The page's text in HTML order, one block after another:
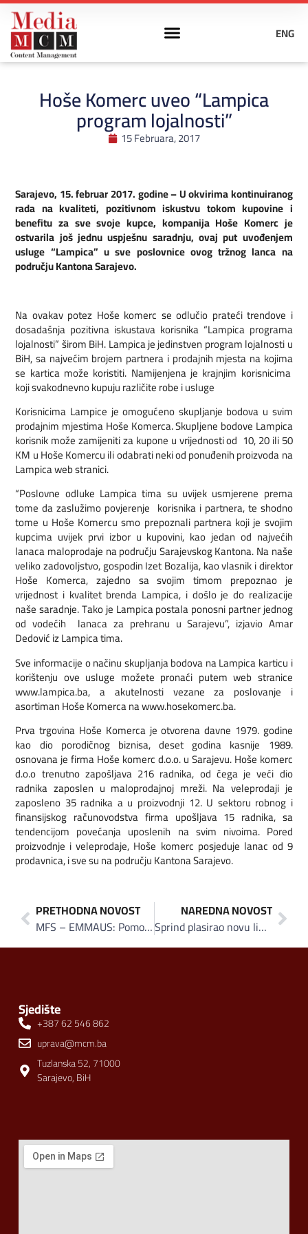
ENG
Hoše Komerc uveo “Lampica
program lojalnosti”
15 Februara, 2017
Sarajevo, 15. februar 2017. godine – U okvirima kontinuiranog
rada na kvaliteti, pozitivnom iskustvu tokom kupovine i
benefitu za sve svoje kupce, kompanija Hoše Komerc je
ostvarila još jednu uspješnu saradnju, ovaj put uvođenjem
usluge “Lampica” u sve poslovnice ovog tržnog lanca na
području Kantona Sarajevo.
Na ovakav potez Hoše komerc se odlučio prateći trendove i
dosadašnja pozitivna iskustava korisnika “Lampica programa
lojalnosti” širom BiH. Lampica je jedinstven program lojalnosti u
BiH, sa najvećim brojem partnera i prodajnih mjesta na kojima
se kartica može koristiti. Namijenjena je krajnjim korisnicima
koji svakodnevno kupuju različite robe i usluge
Korisnicima Lampice je omogućeno skupljanje bodova u svim
prodajnim mjestima Hoše Komerca. Skupljene bodove Lampica
korisnik može zamijeniti za kupone u vrijednosti od 10, 20 ili 50
KM u Hoše Komercu ili odabrati neki od ponuđenih proizvoda na
Lampica web stranici.
“Poslovne odluke Lampica tima su uvijek usmjerene prema
tome da zaslužimo povjerenje korisnika i partnera, te shodno
tome u Hoše Komercu smo prepoznali partnera koji je svojim
kupcima uvijek prvi izbor u kupovini, kao jedan od najvećih
lanaca maloprodaje na području Sarajevskog Kantona. Na naše
veliko zadovoljstvo, gospodin Izet Bozalija, kao vlasnik i direktor
Hoše Komerca, zajedno sa svojim timom prepoznao je
vrijednost i kvalitet brenda Lampica, i došlo je do realizacije
naše saradnje. Tako je Lampica postala ponosni partner jednog
od vodećih lanaca za prehranu u Sarajevu”, izjavio Amar
Dedović iz Lampica tima.
Sve informacije o načinu skupljanja bodova na Lampica karticu i
korištenju ove usluge možete pronaći putem web stranice
www.lampica.ba, a akutelnosti vezane za poslovanje i
asortiman Hoše Komerca na www.hosekomerc.ba.
Prva trgovina Hoše Komerca je otvorena davne 1979. godine
kao dio porodičnog biznisa, deset godina kasnije 1989.
osnovana je firma Hoše komerc d.o.o. u Sarajevu. Hoše komerc
d.o.o trenutno zapošljava 216 radnika, od čega je veći dio
radnika zaposlen u maloprodajnoj mreži. Na veleprodaji je
zaposleno 35 radnika a u proizvodnji 12. U sektoru robnog i
finansijskog računovodstva firma upošljava 15 radnika, sa
tendencijom povećanja uposlenih na svim nivoima. Pored
proizvodnje i veleprodaje, Hoše komerc posjeduje lanac od 9
prodavnica, i sve su na području Kantona Sarajevo.
PRETHODNA NOVOST
MFS – EMMAUS: Pomoć iz BiH stigla u Burkinu Faso
NAREDNA NOVOST
Sprind plasirao novu liniju proizvoda: Reklamnim spotom protiv diskriminacije gluhih osoba
Sjedište
+387 62 546 862
uprava@mcm.ba
Tuzlanska 52, 71000
Sarajevo, BiH